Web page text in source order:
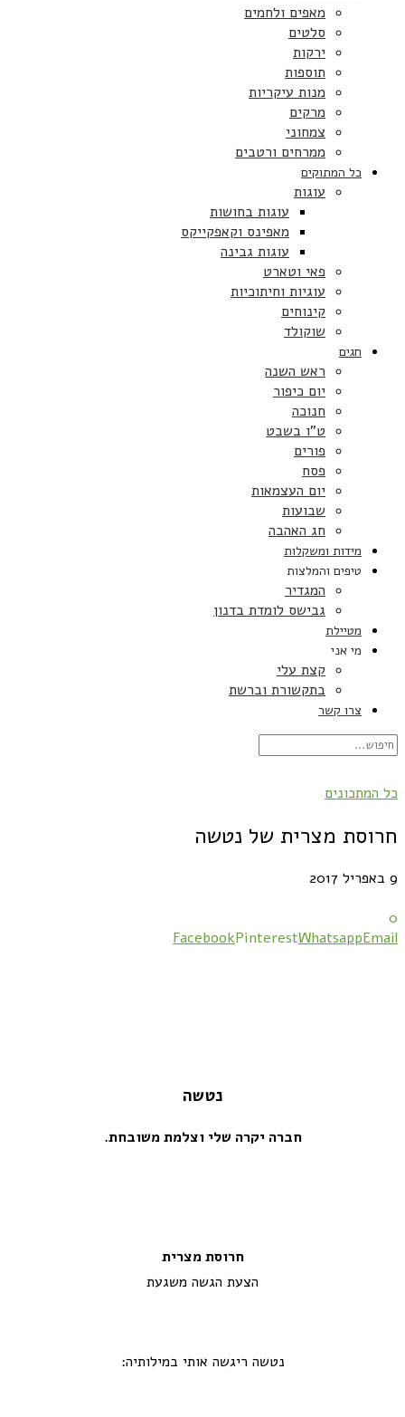
מאפים ולחמים
סלטים
ירקות
תוספות
מנות עיקריות
מרקים
צמחוני
ממרחים ורטבים
כל המתוקים
עוגות
עוגות בחושות
מאפינס וקאפקייקס
עוגות גבינה
פאי וטארט
עוגיות וחיתוכיות
קינוחים
שוקולד
חגים
ראש השנה
יום כיפור
חנוכה
ט”ו בשבט
פורים
פסח
יום העצמאות
שבועות
חג האהבה
מידות ומשקלות
טיפים והמלצות
המגדיר
גבישס לומדת בדנון
מטיילת
מי אני
קצת עלי
בתקשורת וברשת
צרו קשר
כל המתכונים
חרוסת מצרית של נטשה
9 באפריל 2017
0
FacebookPinterestWhatsappEmail
נטשה
חברה יקרה שלי וצלמת משובחת.
חרוסת מצרית
הצעת הגשה משגעת
נטשה ריגשה אותי במילותיה: